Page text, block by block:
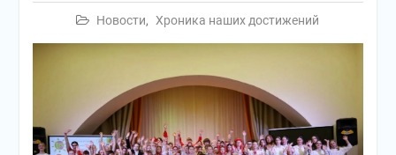
Новости, Хроника наших достижений